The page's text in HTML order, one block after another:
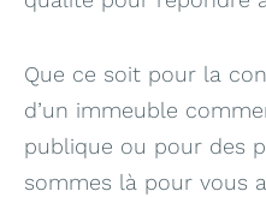
Que ce soit pour la
d’un immeuble
publique ou pour des
sommes là pour vous